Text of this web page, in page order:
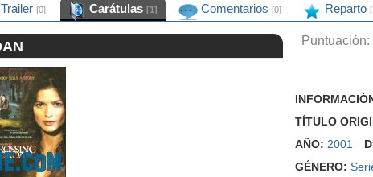
Trailer [0] Carátulas [1] Comentarios [0] Reparto
Puntuación:
TÍTULO
AÑO: 2001
GÉNERO: